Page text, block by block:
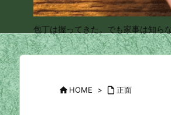
包丁は握ってきた。でも家事は知ら
HOME >  正面